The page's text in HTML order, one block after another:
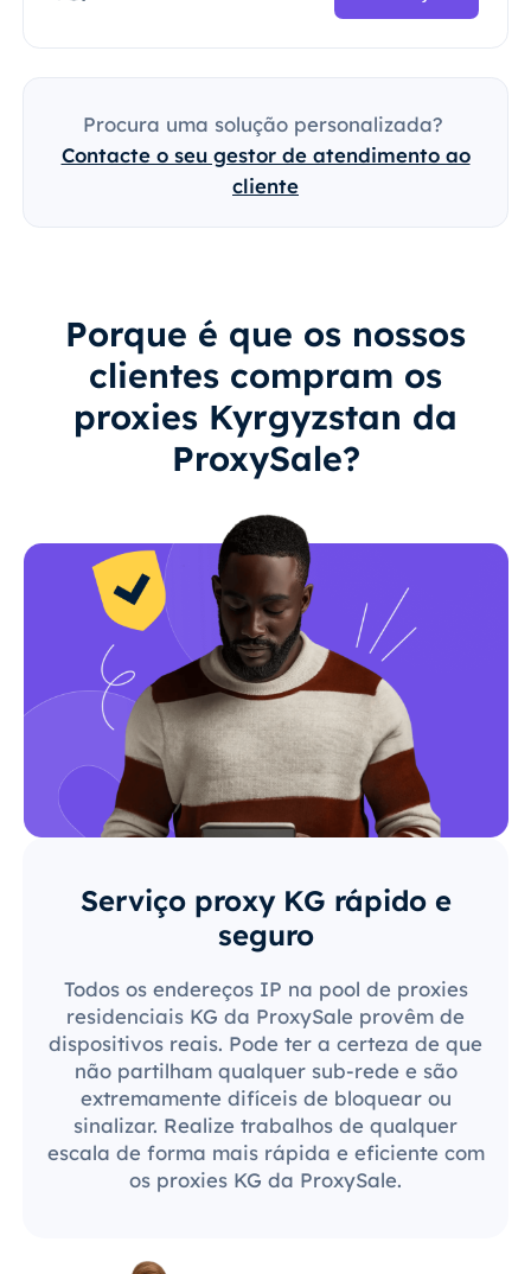
Procura uma solução personalizada?
Contacte o seu gestor de atendimento ao
cliente
Porque é que os nossos
clientes compram os
proxies Kyrgyzstan da
ProxySale?
Serviço proxy KG rápido e
seguro
Todos os endereços IP na pool de proxies
residenciais KG da ProxySale provêm de
dispositivos reais. Pode ter a certeza de que
não partilham qualquer sub-rede e são
extremamente difíceis de bloquear ou
sinalizar. Realize trabalhos de qualquer
escala de forma mais rápida e eficiente com
os proxies KG da ProxySale.